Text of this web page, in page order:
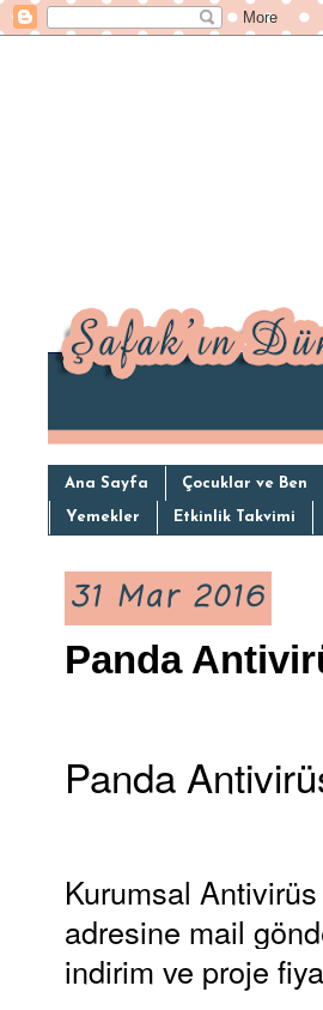
Ana Sayfa Çocuklar ve Ben
Yemekler Etkinlik Takvimi
31 Mar 2016
Panda
Panda
Kurumsal
adresine mail
indirim ve proje